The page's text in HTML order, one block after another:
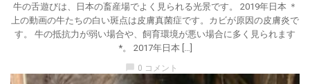
牛の舌遊びは、日本の畜産場でよく見られる光景です。 2019年日本 ＊
上の動画の牛たちの白い斑点は皮膚真菌症です。カビが原因の皮膚炎で
す。 牛の抵抗力が弱い場合や、飼育環境が悪い場合に多く見られます
*。 2017年日本 […]
chat_bubble 0 コメント